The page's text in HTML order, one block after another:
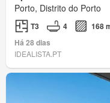
Porto, Distrito do Porto
T3 4
168
Há 28 dias
IDEALISTA.PT